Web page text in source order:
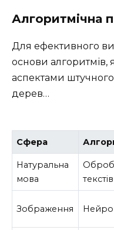
Алгоритмічна
Для ефективного
основи алгоритмів,
аспектами штучного
дерев…
Сфера
Натуральна
мова
текстів
Зображення